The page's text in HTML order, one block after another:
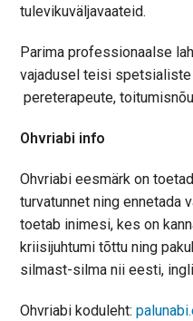
tulevikuväljavaateid.
Parima professionaalse
vajadusel teisi spetsialiste
pereterapeute,
Ohvriabi info
Ohvriabi eesmärk on
turvatunnet ning ennetada
toetab inimesi, kes on
kriisijuhtumi tõttu ning
silmast-silma nii eesti,
Ohvriabi koduleht: